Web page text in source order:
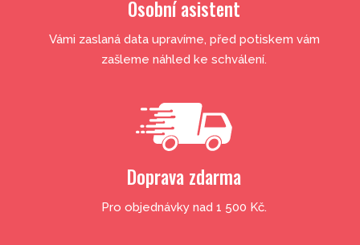
Osobní asistent
Vámi zaslaná data upravíme, před potiskem vám
zašleme náhled ke schválení.
Doprava zdarma
Pro objednávky nad 1 500 Kč.